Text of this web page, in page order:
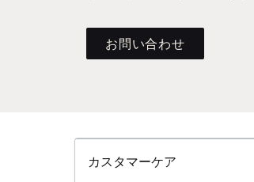
お問い合わせ
カスタマーケア